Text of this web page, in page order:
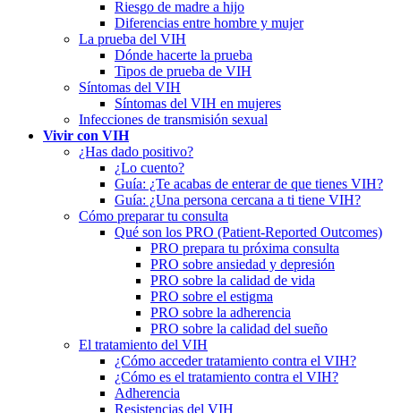
Riesgo de madre a hijo
Diferencias entre hombre y mujer
La prueba del VIH
Dónde hacerte la prueba
Tipos de prueba de VIH
Síntomas del VIH
Síntomas del VIH en mujeres
Infecciones de transmisión sexual
Vivir con VIH
¿Has dado positivo?
¿Lo cuento?
Guía: ¿Te acabas de enterar de que tienes VIH?
Guía: ¿Una persona cercana a ti tiene VIH?
Cómo preparar tu consulta
Qué son los PRO (Patient-Reported Outcomes)
PRO prepara tu próxima consulta
PRO sobre ansiedad y depresión
PRO sobre la calidad de vida
PRO sobre el estigma
PRO sobre la adherencia
PRO sobre la calidad del sueño
El tratamiento del VIH
¿Cómo acceder tratamiento contra el VIH?
¿Cómo es el tratamiento contra el VIH?
Adherencia
Resistencias del VIH